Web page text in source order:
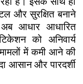
और सुरक्षित बनाने
आधार आधारित
को अनिवार्य
में कमी आने की
आसान और पारदर्शी